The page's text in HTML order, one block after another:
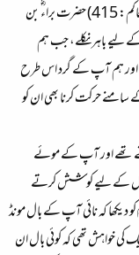
آپ کی تعظیم کی وجہ سے سر نہیں اٹھاتے تھے‘‘۔ (مستدرک للحاکم: 415) حضرت براءؓ بن
باہر نکلے، جب ہم
اور ہم آپ کے گرد اس طرح
حرکت کرنا بھی ان کو
تھے اور آپ کے موئے
کے لیے کوشش کرتے
کہ نائی آپ کے بال مونڈ
خواہش تھی کہ کوئی بال ان